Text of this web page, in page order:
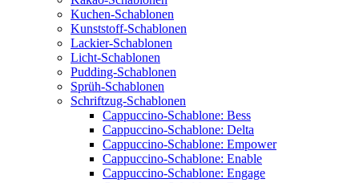
Kuchen-Schablonen
Kunststoff-Schablonen
Lackier-Schablonen
Licht-Schablonen
Pudding-Schablonen
Sprüh-Schablonen
Schriftzug-Schablonen
Cappuccino-Schablone: Bess
Cappuccino-Schablone: Delta
Cappuccino-Schablone: Empower
Cappuccino-Schablone: Enable
Cappuccino-Schablone: Engage